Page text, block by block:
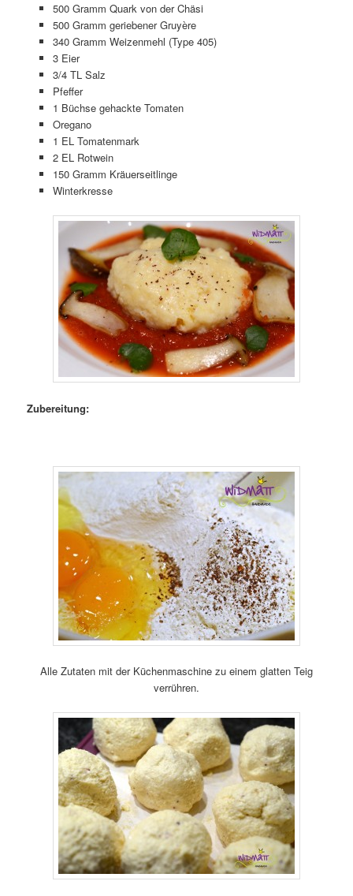
500 Gramm Quark von der Chäsi
500 Gramm geriebener Gruyère
340 Gramm Weizenmehl (Type 405)
3 Eier
3/4 TL Salz
Pfeffer
1 Büchse gehackte Tomaten
Oregano
1 EL Tomatenmark
2 EL Rotwein
150 Gramm Kräuerseitlinge
Winterkresse
Zubereitung:
Alle Zutaten mit der Küchenmaschine zu einem glatten Teig
verrühren.